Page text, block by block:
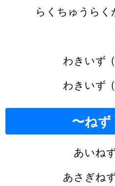
らくちゅうらく
わきいず (
わきいず (
〜ねず
あいね
あさぎね